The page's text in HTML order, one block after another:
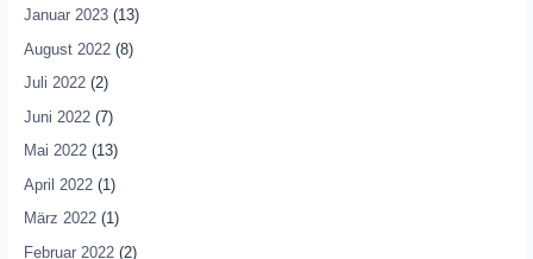
Januar 2023(13)
August 2022(8)
Juli 2022(2)
Juni 2022(7)
Mai 2022(13)
April 2022(1)
März 2022(1)
Februar 2022(2)